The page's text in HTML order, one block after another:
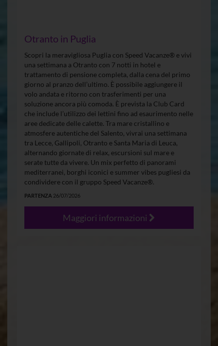
Otranto in Puglia
Scopri la meravigliosa Puglia con Speed Vacanze® e vivi
una settimana a Otranto con 7 notti in hotel e
trattamento di pensione completa, dalla cena del primo
giorno al pranzo dell’ultimo. È possibile aggiungere il
volo andata e ritorno con trasferimenti per una
soluzione ancora più comoda. È prevista la Club Card
che include l’utilizzo dei lettini fino ad esaurimento nelle
aree dedicate delle calette. Tra mare cristallino e
atmosfere autentiche del Salento, vivrai una settimana
tra Lecce, Gallipoli, Otranto e Santa Maria di Leuca,
alternando giornate di relax, escursioni sul mare e
serate tutte da vivere. Un mix perfetto di panorami
mediterranei, borghi iconici e summer vibes pugliesi da
condividere con il gruppo Speed Vacanze®.
PARTENZA 26/07/2026
Maggiori informazioni